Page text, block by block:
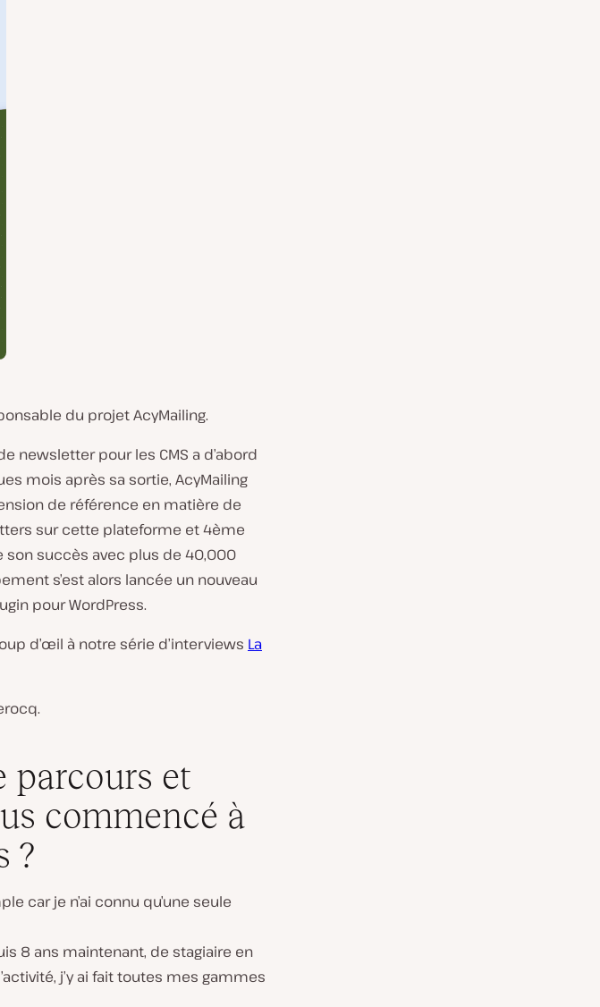
du projet AcyMailing.
newsletter pour les CMS a d’abord
mois après sa sortie, AcyMailing
de référence en matière de
sur cette plateforme et 4ème
son succès avec plus de 40,000
s’est alors lancée un nouveau
pour WordPress.
d’œil à notre série d’interviews La
parcours et
commencé à
?
car je n’ai connu qu’une seule
8 ans maintenant, de stagiaire en
j’y ai fait toutes mes gammes